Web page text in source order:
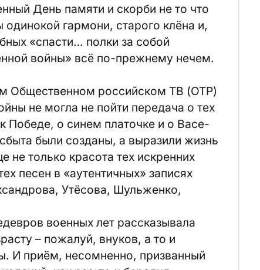
День памяти и скорби не то что
гармони, старого клёна и,
«спасти… полки за собой
войны» всё по-прежнему нечем.
Общественном российском ТВ (ОТР)
не могла не пойти передача о тех
Победе, о синем платочке и о Васе-
были созданы, а выразили жизнь
только красота тех искренних
песен в «аутентичных» записях
Утёсова, Шульженко,
военных лет рассказывала
– пожалуй, внуков, а то и
И приём, несомненно, призванный